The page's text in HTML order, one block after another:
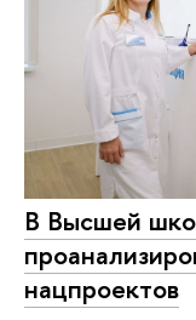
В Высшей
нацпроектов